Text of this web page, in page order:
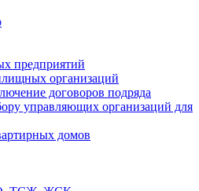
предприятий
организаций
договоров подряда
управляющих организаций для
домов